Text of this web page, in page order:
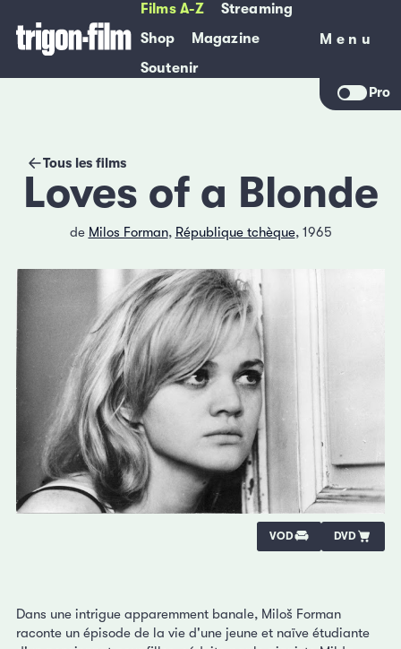
Films A-Z
Streaming
Shop
Magazine
Soutenir
Menu
Menu
Pro
Tous les films
Loves of a Blonde
de Milos Forman, République tchèque, 1965
VOD DVD
Dans une intrigue apparemment banale, Miloš Forman
raconte un épisode de la vie d'une jeune et naïve étudiante